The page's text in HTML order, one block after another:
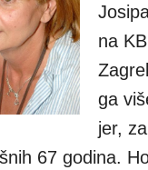
na
ga
jer,
67 godina.